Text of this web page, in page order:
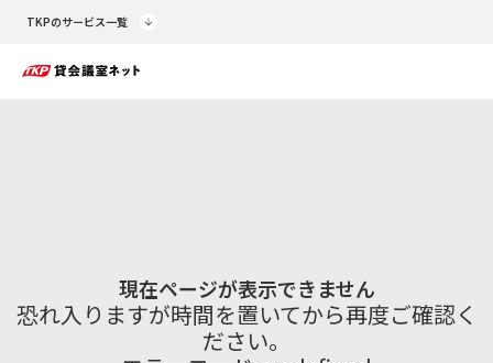
TKPのサービス一覧
現在ページが表示できません
恐れ入りますが時間を置いてから再度ご確認く
ださい。